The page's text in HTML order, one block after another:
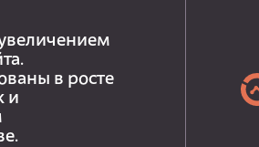
в росте
и